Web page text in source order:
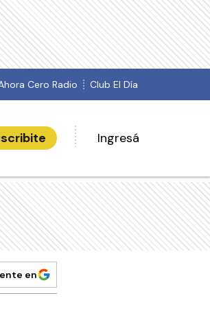
Cero Radio Club El Día
Ingresá
en